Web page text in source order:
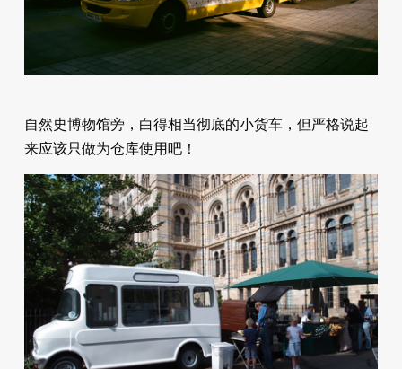
自然史博物馆旁，白得相当彻底的小货车，但严格说起
来应该只做为仓库使用吧！